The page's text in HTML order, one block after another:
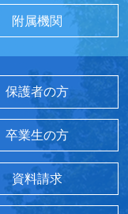
附属機関
保護者の方
卒業生の方
資料請求